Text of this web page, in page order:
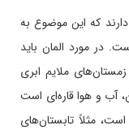
که این موضوع به
در مورد المان باید
ملایم ابری
آب و هوا قاره‌ای است
مثلاً تابستان‌های